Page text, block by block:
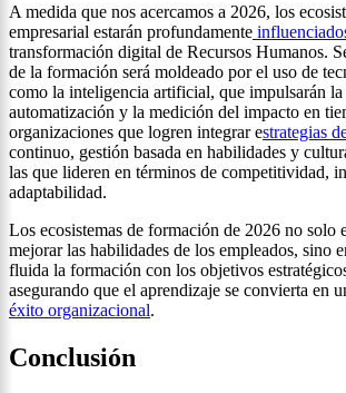
A medida que nos acercamos a 2026, los
empresarial estarán profundamente
transformación digital de Recursos Humanos.
de la formación será moldeado por el uso de
como la inteligencia artificial, que impulsarán
automatización y la medición del impacto en
organizaciones que logren integrar estrategias
continuo, gestión basada en habilidades y
las que lideren en términos de competitividad,
adaptabilidad.
Los ecosistemas de formación de 2026 no solo
mejorar las habilidades de los empleados, sino
fluida la formación con los objetivos
asegurando que el aprendizaje se convierta en
éxito organizacional.
Conclusión